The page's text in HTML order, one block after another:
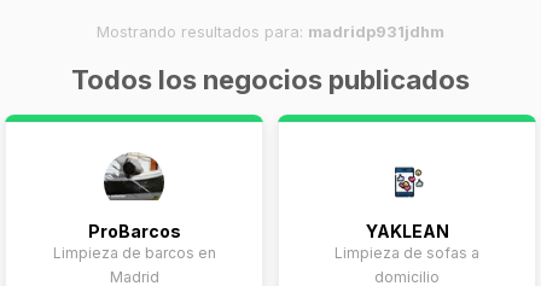
Mostrando resultados para: madridp931jdhm
Todos los negocios publicados
ProBarcos
Limpieza de barcos en
Madrid
YAKLEAN
Limpieza de sofas a
domicilio